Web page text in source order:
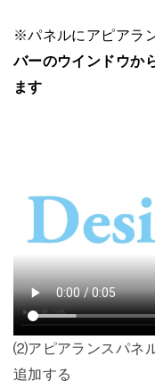
※パネルにアピアラ
バーのウインドウか
ます
⑵アピアランスパネ
追加する